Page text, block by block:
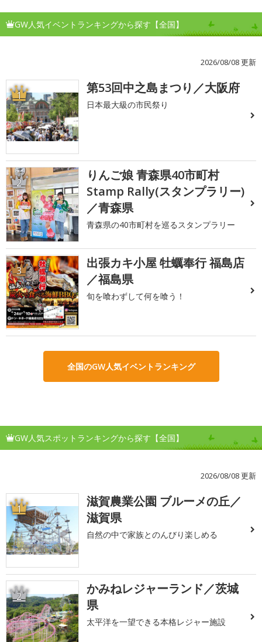
GW人気イベントランキングから探す【全国】
2026/08/08 更新
1 第53回中之島まつり／大阪府
日本最大級の市民祭り
2
りんご娘 青森県40市町村
Stamp Rally(スタンプラリー)
／青森県
青森県の40市町村を巡るスタンプラリー
3
出張カキ小屋 牡蠣奉行 福島店
／福島県
旬を喰わずして何を喰う！
全国のGW人気イベントランキング
GW人気スポットランキングから探す【全国】
2026/08/08 更新
1
滋賀農業公園 ブルーメの丘／
滋賀県
自然の中で家族とのんびり楽しめる
2
かみねレジャーランド／茨城
県
太平洋を一望できる本格レジャー施設